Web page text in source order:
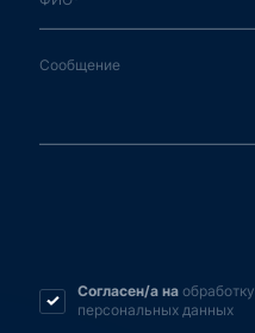
Согласен/а наобработку
персональных данных